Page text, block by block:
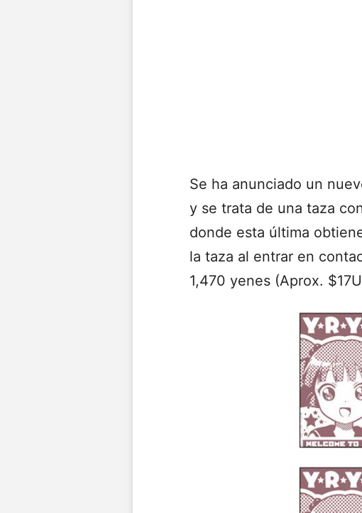
Se ha anunciado un
y se trata de una taza
donde esta última
la taza al entrar en
1,470 yenes (Aprox.